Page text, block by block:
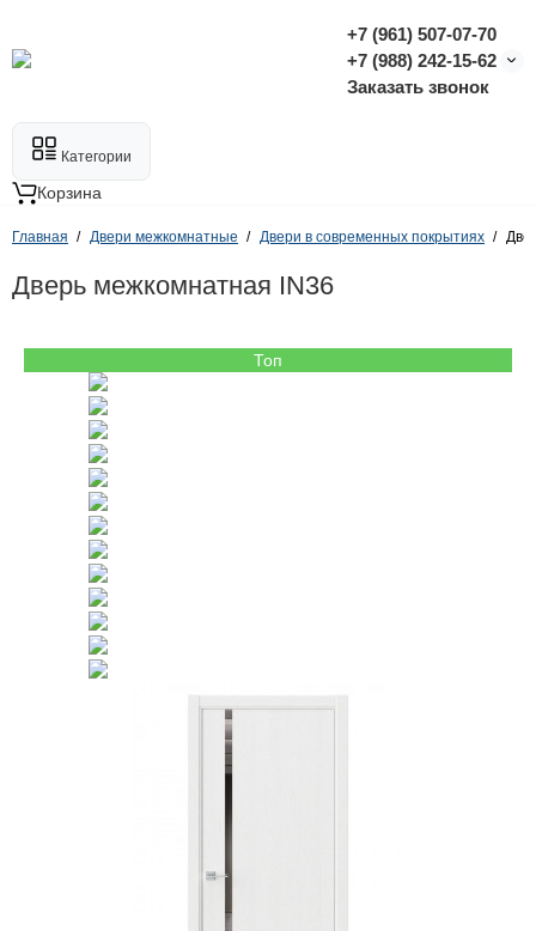
+7 (961) 507-07-70
+7 (988) 242-15-62
Заказать звонок
Категории
Корзина
Главная Двери межкомнатные Двери в современных покрытиях
Дверь межкомнатная IN36
Топ